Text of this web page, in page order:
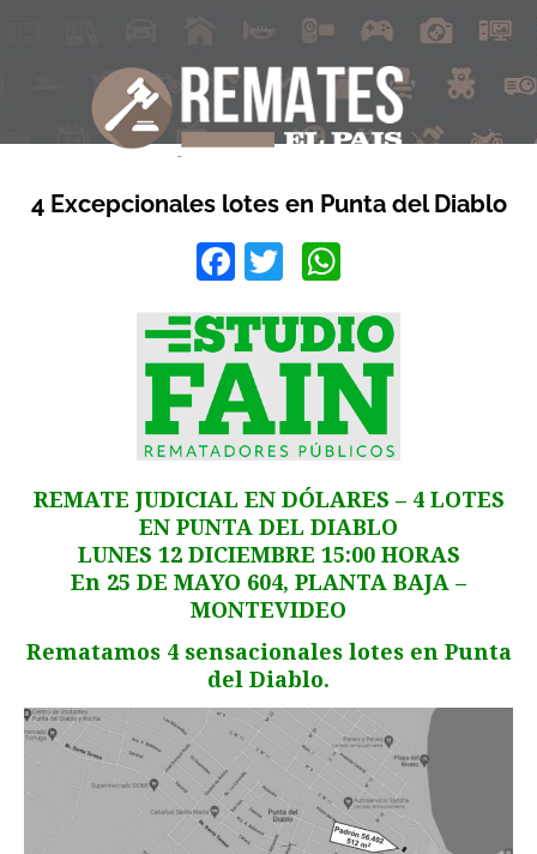
4 Excepcionales lotes en Punta del Diablo
Facebook
Twitter
REMATE JUDICIAL EN DÓLARES – 4 LOTES
EN PUNTA DEL DIABLO
LUNES 12 DICIEMBRE 15:00 HORAS
En 25 DE MAYO 604, PLANTA BAJA –
MONTEVIDEO
Rematamos 4 sensacionales lotes en Punta
del Diablo.